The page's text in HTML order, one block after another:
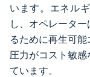
います。エネル
し、オペレータ
るために再生可
圧力がコスト敏
ています。